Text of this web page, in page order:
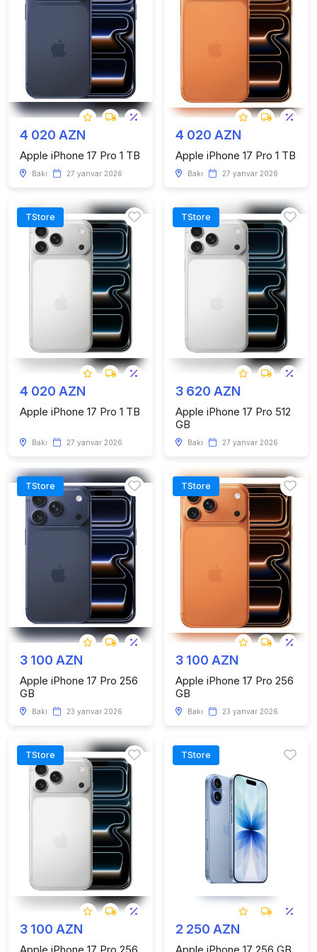
4 020 AZN
Apple iPhone 17 Pro 1 TB
Bakı 27 yanvar 2026
4 020 AZN
Apple iPhone 17 Pro 1 TB
Bakı 27 yanvar 2026
TStore
4 020 AZN
Apple iPhone 17 Pro 1 TB
Bakı 27 yanvar 2026
TStore
3 620 AZN
Apple iPhone 17 Pro 512
GB
Bakı 27 yanvar 2026
TStore
3 100 AZN
Apple iPhone 17 Pro 256
GB
Bakı 23 yanvar 2026
TStore
3 100 AZN
Apple iPhone 17 Pro 256
GB
Bakı 23 yanvar 2026
TStore
3 100 AZN
TStore
2 250 AZN